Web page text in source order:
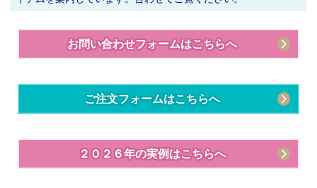
お問い合わせフォームはこちらへ
ご注文フォームはこちらへ
２０２６年の実例はこちらへ